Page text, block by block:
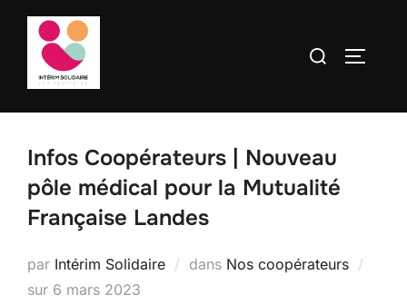
principal
Aller
contenu
Rechercher :
Infos Coopérateurs | Nouveau
pôle médical pour la Mutualité
Française Landes
par Intérim Solidaire dans Nos coopérateurs
sur Publié
6 mars 2023